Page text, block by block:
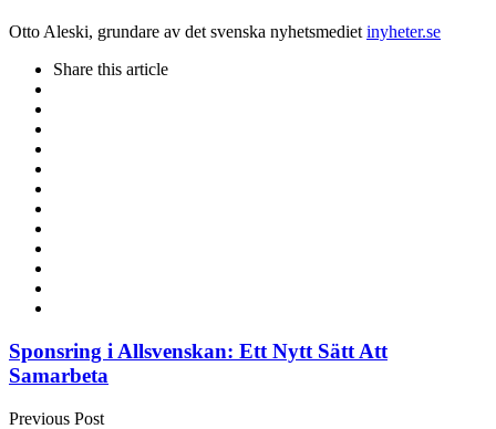
Otto Aleski, grundare av det svenska nyhetsmediet inyheter.se
Share this article
Post
navigation
Sponsring i Allsvenskan: Ett Nytt Sätt Att
Samarbeta
Previous Post